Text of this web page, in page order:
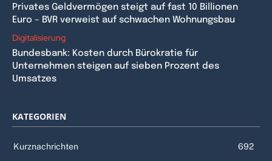
Privates Geldvermögen steigt auf fast 10 Billionen
Euro – BVR verweist auf schwachen Wohnungsbau
Digitalisierung
Bundesbank: Kosten durch Bürokratie für
Unternehmen steigen auf sieben Prozent des
Umsatzes
KATEGORIEN
Kurznachrichten
692